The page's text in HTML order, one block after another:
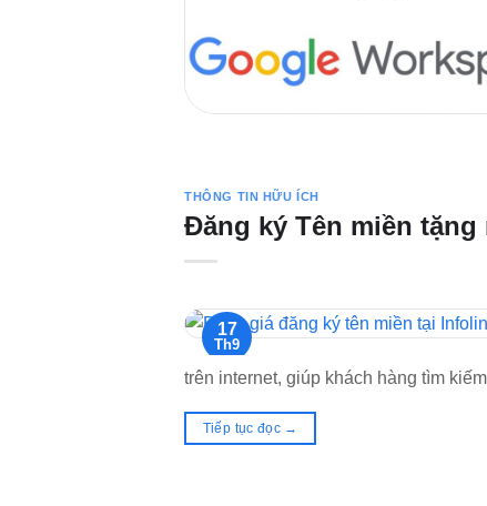
THÔNG TIN HỮU ÍCH
Đăng ký Tên miền
17
Th9
trên internet, giúp khách hàng tìm
Tiếp tục đọc →